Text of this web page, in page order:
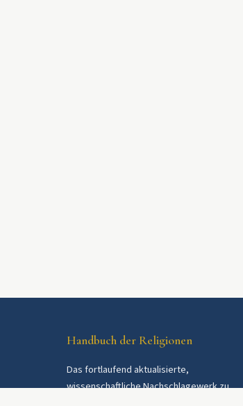
Handbuch der Religionen
Das fortlaufend aktualisierte,
wissenschaftliche Nachschlagewerk zu